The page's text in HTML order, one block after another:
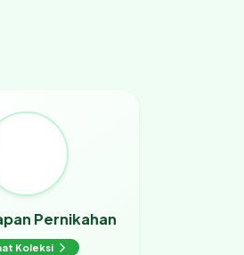
Pernikahan
Koleksi